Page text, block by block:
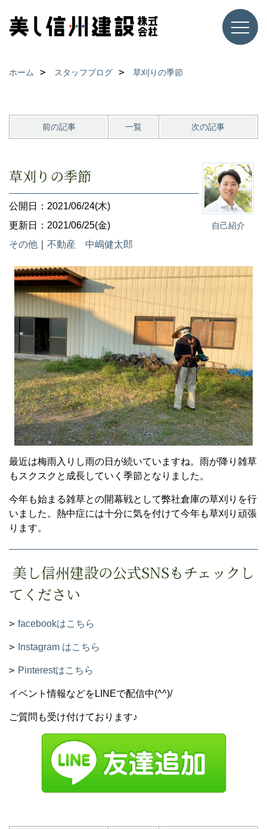
ホーム スタッフブログ 草刈りの季節
前の記事 一覧 次の記事
自己紹介
草刈りの季節
公開日：2021/06/24(木)
更新日：2021/06/25(金)
その他
不動産 中嶋健太郎
最近は梅雨入りし雨の日が続いていますね。雨が降り雑草
もスクスクと成長していく季節となりました。
今年も始まる雑草との開幕戦として弊社倉庫の草刈りを行
いました。熱中症には十分に気を付けて今年も草刈り頑張
ります。
美し信州建設の公式SNSもチェックし
てください
facebookはこちら
Instagram はこちら
Pinterestはこちら
イベント情報などをLINEで配信中(^^)/
ご質問も受け付けております♪